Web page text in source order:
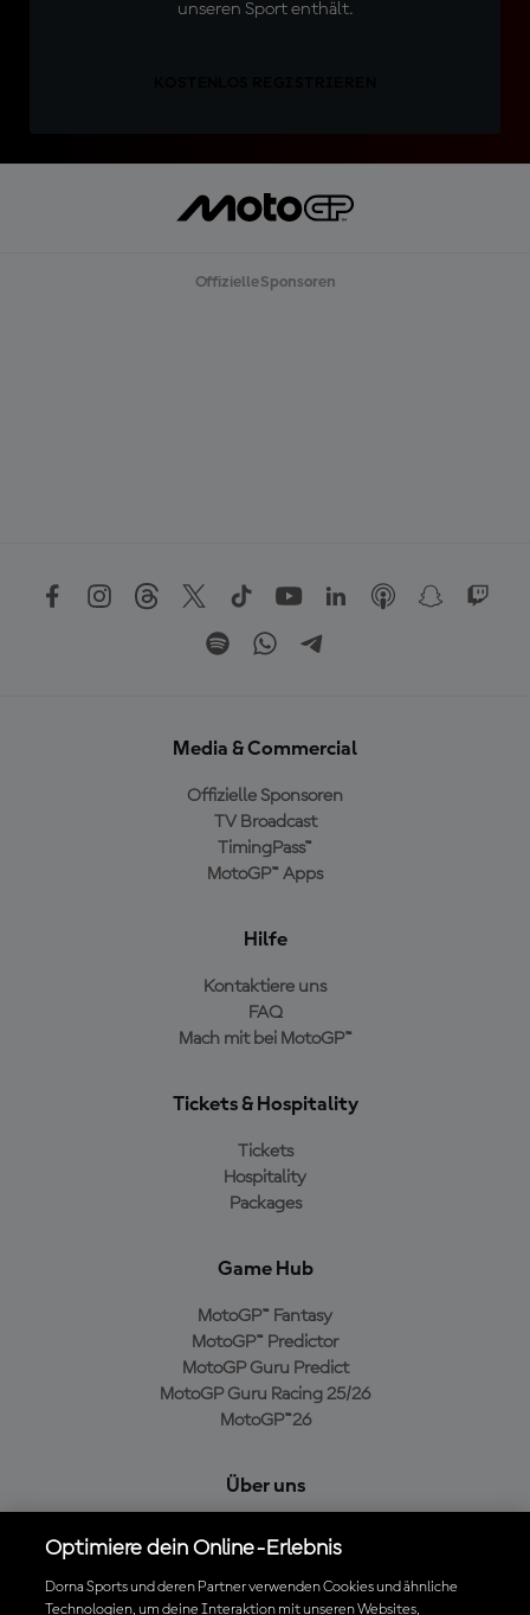
unseren Sport enthält.
Offizielle Sponsoren
Media & Commercial
Offizielle Sponsoren
TV Broadcast
TimingPass™
MotoGP™ Apps
Hilfe
Kontaktiere uns
FAQ
Mach mit bei MotoGP™
Tickets & Hospitality
Tickets
Hospitality
Packages
Game Hub
MotoGP™ Fantasy
MotoGP™ Predictor
MotoGP Guru Predict
MotoGP Guru Racing 25/26
MotoGP™26
Über uns
Cookie-Richtlinien
Geschäftsbedingungen
Optimiere dein Online-Erlebnis
Dorna Sports und deren Partner verwenden Cookies und ähnliche
Technologien, um deine Interaktion mit unseren Websites,